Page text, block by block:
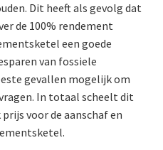
Dit heeft als gevolg dat
de 100% rendement
een goede
van fossiele
gevallen mogelijk om
In totaal scheelt dit
voor de aanschaf en